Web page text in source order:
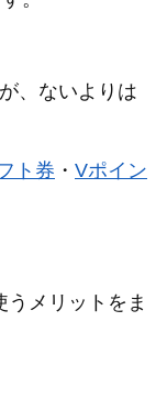
、ないよりは
ト券 ・ Vポイン
メリットをま